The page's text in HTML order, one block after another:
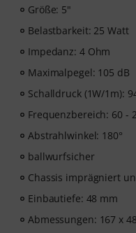
Größe: 5"
Belastbarkeit: 25 Watt
Impedanz: 4 Ohm
Maximalpegel: 105 dB
Schalldruck (1W/1m):
Frequenzbereich: 60 -
Abstrahlwinkel: 180°
ballwurfsicher
Chassis imprägniert
Einbautiefe: 48 mm
Abmessungen: 167 x